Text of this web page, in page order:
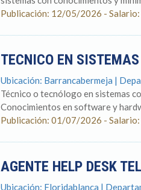
Publicación: 12/05/2026 -
TECNICO EN
Ubicación: Barrancabermeja |
Técnico o tecnólogo en sistemas
Conocimientos en software y
Publicación: 01/07/2026 -
AGENTE HELP DESK
Ubicación: Floridablanca |